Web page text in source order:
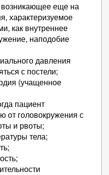
еще на
характеризуемое
как внутреннее
наподобие
давления
с постели;
(учащенное
пациент
от головокружения с
и рвоты;
тела;